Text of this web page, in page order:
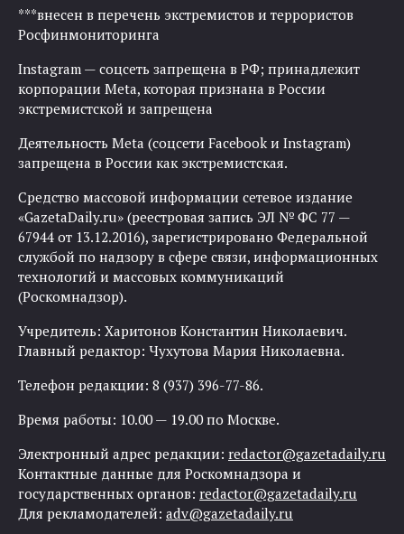
***внесен в перечень экстремистов и террористов
Росфинмониторинга
Instagram — соцсеть запрещена в РФ; принадлежит
корпорации Meta, которая признана в России
экстремистской и запрещена
Деятельность Meta (соцсети Facebook и Instagram)
запрещена в России как экстремистская.
Средство массовой информации сетевое издание
«GazetaDaily.ru» (реестровая запись ЭЛ № ФС 77 —
67944 от 13.12.2016), зарегистрировано Федеральной
службой по надзору в сфере связи, информационных
технологий и массовых коммуникаций
(Роскомнадзор).
Учредитель: Харитонов Константин Николаевич.
Главный редактор: Чухутова Мария Николаевна.
Телефон редакции: 8 (937) 396-77-86.
Время работы: 10.00 — 19.00 по Москве.
Электронный адрес редакции: redactor@gazetadaily.ru
Контактные данные для Роскомнадзора и
государственных органов: redactor@gazetadaily.ru
Для рекламодателей: adv@gazetadaily.ru